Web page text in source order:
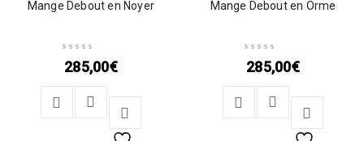
Mange Debout en Noyer
285,00€
Mange Debout en Orme
285,00€